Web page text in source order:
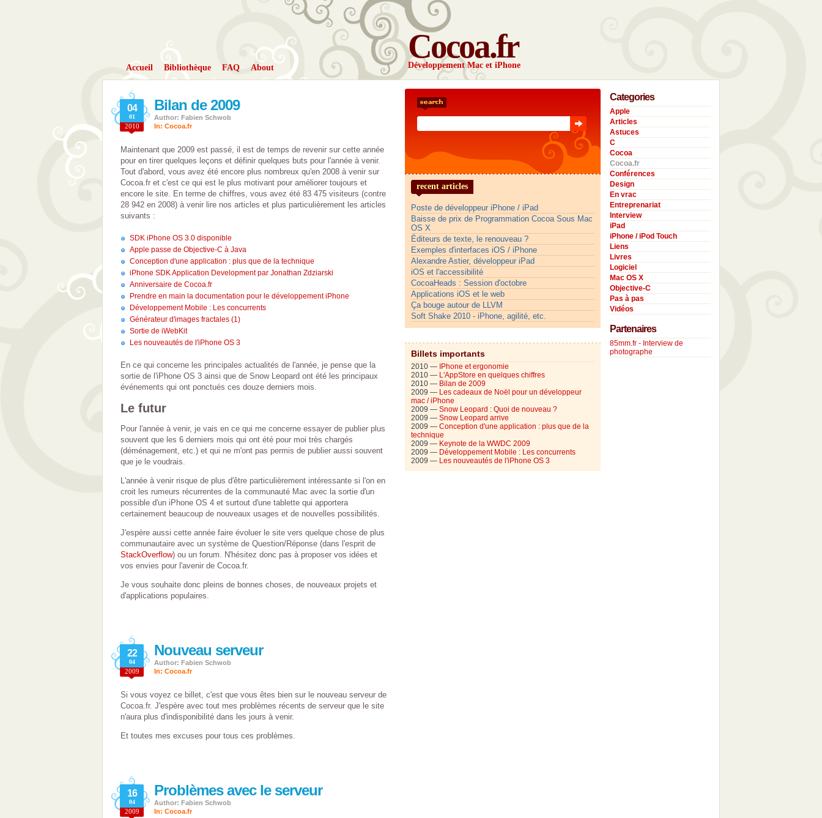
Cocoa.fr
Développement Mac et iPhone
Accueil Bibliothèque FAQ About
Bilan de 2009
04
01
2010
Author: Fabien Schwob
In: Cocoa.fr
Maintenant que 2009 est passé, il est de temps de revenir sur cette année
pour en tirer quelques leçons et définir quelques buts pour l'année à venir.
Tout d'abord, vous avez été encore plus nombreux qu'en 2008 à venir sur
Cocoa.fr et c'est ce qui est le plus motivant pour améliorer toujours et
encore le site. En terme de chiffres, vous avez été 83 475 visiteurs (contre
28 942 en 2008) à venir lire nos articles et plus particulièrement les articles
suivants :
SDK iPhone OS 3.0 disponible
Apple passe de Objective-C à Java
Conception d'une application : plus que de la technique
iPhone SDK Application Development par Jonathan Zdziarski
Anniversaire de Cocoa.fr
Prendre en main la documentation pour le développement iPhone
Développement Mobile : Les concurrents
Générateur d'images fractales (1)
Sortie de iWebKit
Les nouveautés de l'iPhone OS 3
En ce qui concerne les principales actualités de l'année, je pense que la
sortie de l'iPhone OS 3 ainsi que de Snow Leopard ont été les principaux
événements qui ont ponctués ces douze derniers mois.
Le futur
Pour l'année à venir, je vais en ce qui me concerne essayer de publier plus
souvent que les 6 derniers mois qui ont été pour moi très chargés
(déménagement, etc.) et qui ne m'ont pas permis de publier aussi souvent
que je le voudrais.
L'année à venir risque de plus d'être particulièrement intéressante si l'on en
croit les rumeurs récurrentes de la communauté Mac avec la sortie d'un
possible d'un iPhone OS 4 et surtout d'une tablette qui apportera
certainement beaucoup de nouveaux usages et de nouvelles possibilités.
J'espère aussi cette année faire évoluer le site vers quelque chose de plus
communautaire avec un système de Question/Réponse (dans l'esprit de
StackOverflow) ou un forum. N'hésitez donc pas à proposer vos idées et
vos envies pour l'avenir de Cocoa.fr.
Je vous souhaite donc pleins de bonnes choses, de nouveaux projets et
d'applications populaires.
Nouveau serveur
22
04
2009
Author: Fabien Schwob
In: Cocoa.fr
Si vous voyez ce billet, c'est que vous êtes bien sur le nouveau serveur de
Cocoa.fr. J'espère avec tout mes problèmes récents de serveur que le site
n'aura plus d'indisponibilité dans les jours à venir.
Et toutes mes excuses pour tous ces problèmes.
Problèmes avec le serveur
16
04
2009
Author: Fabien Schwob
In: Cocoa.fr
recent articles
Poste de développeur iPhone / iPad
Baisse de prix de Programmation Cocoa Sous Mac
OS X
Éditeurs de texte, le renouveau ?
Exemples d'interfaces iOS / iPhone
Alexandre Astier, développeur iPad
iOS et l'accessibilité
CocoaHeads : Session d'octobre
Applications iOS et le web
Ça bouge autour de LLVM
Soft Shake 2010 - iPhone, agilité, etc.
Billets importants
2010 — IPhone et ergonomie
2010 — L'AppStore en quelques chiffres
2010 — Bilan de 2009
2009 — Les cadeaux de Noël pour un développeur
mac / iPhone
2009 — Snow Leopard : Quoi de nouveau ?
2009 — Snow Leopard arrive
2009 — Conception d'une application : plus que de la
technique
2009 — Keynote de la WWDC 2009
2009 — Développement Mobile : Les concurrents
2009 — Les nouveautés de l'iPhone OS 3
Categories
Apple
Articles
Astuces
C
Cocoa
Cocoa.fr
Conférences
Design
En vrac
Entreprenariat
Interview
iPad
iPhone / iPod Touch
Liens
Livres
Logiciel
Mac OS X
Objective-C
Pas à pas
Vidéos
Partenaires
85mm.fr - Interview de
photographe